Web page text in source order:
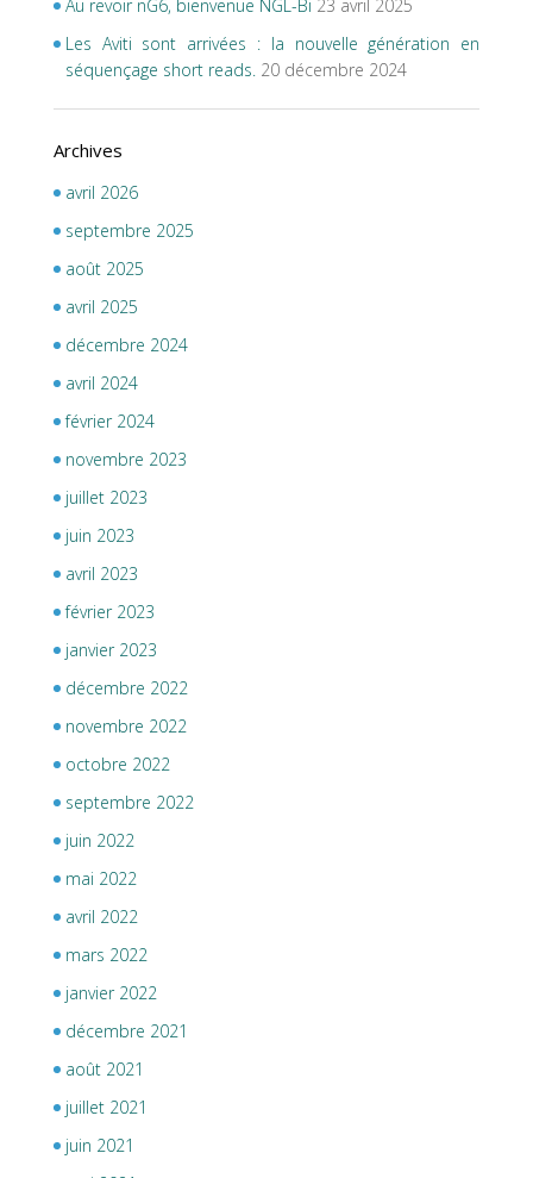
Au revoir nG6, bienvenue NGL-Bi 23 avril 2025
Les Aviti sont arrivées : la nouvelle génération en
séquençage short reads. 20 décembre 2024
Archives
avril 2026
septembre 2025
août 2025
avril 2025
décembre 2024
avril 2024
février 2024
novembre 2023
juillet 2023
juin 2023
avril 2023
février 2023
janvier 2023
décembre 2022
novembre 2022
octobre 2022
septembre 2022
juin 2022
mai 2022
avril 2022
mars 2022
janvier 2022
décembre 2021
août 2021
juillet 2021
juin 2021